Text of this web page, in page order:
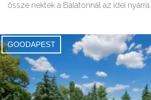
össze nektek a Balatonnál az idei nyárra.
GOODAPEST